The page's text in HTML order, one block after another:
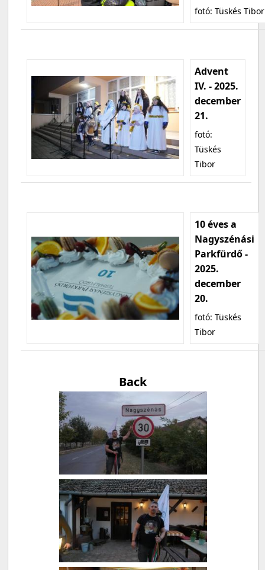
fotó: Tüskés Tibor
Advent
IV. - 2025.
december
21.
fotó:
Tüskés
Tibor
10 éves a
Nagyszénási
Parkfürdő -
2025.
december
20.
fotó: Tüskés
Tibor
Back